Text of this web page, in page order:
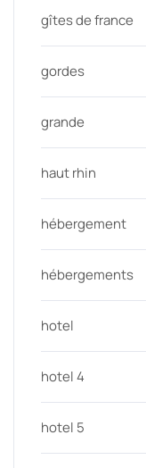
gîtes de france
gordes
grande
haut rhin
hébergement
hébergements
hotel
hotel 4
hotel 5